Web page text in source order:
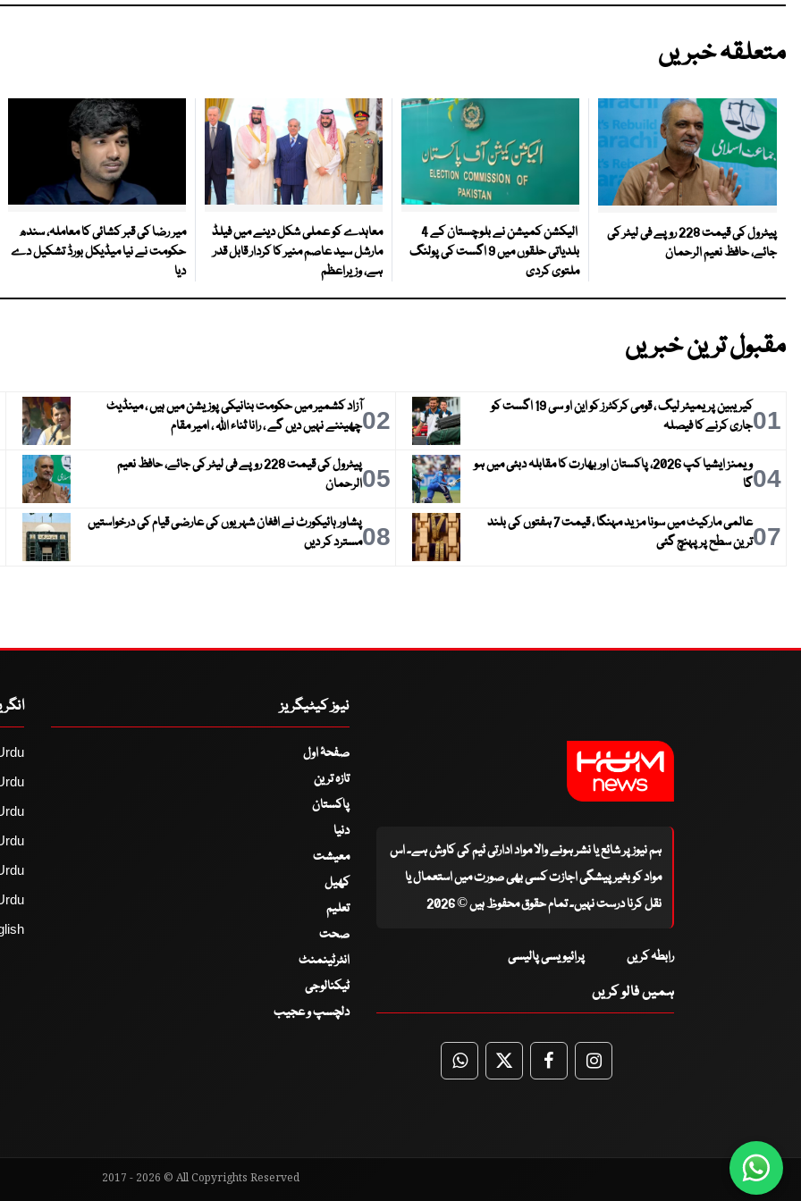
متعلقہ خبریں
پیٹرول کی قیمت 228 روپے فی لیٹر کی
جائے، حافظ نعیم الرحمان
الیکشن کمیشن نے بلوچستان کے 4
بلدیاتی حلقوں میں 9 اگست کی پولنگ
ملتوی کردی
معاہدے کو عملی شکل دینے میں فیلڈ
مارشل سید عاصم منیر کا کردار قابل قدر
ہے، وزیراعظم
میر رضا کی قبر کشائی کا معاملہ، سندھ
حکومت نے نیا میڈیکل بورڈ تشکیل دے
دیا
مقبول ترین خبریں
01
کیریبین پریمیئر لیگ ، قومی کرکٹرز کو این او سی 19 اگست کو
جاری کرنے کا فیصلہ
02آزاد کشمیر میں حکومت بنانیکی پوزیشن میں ہیں ، مینڈیٹ
چھیننے نہیں دیں گے ، رانا ثناء اللہ ، امیر مقام
04
ویمنز ایشیا کپ 2026، پاکستان اور بھارت کا مقابلہ دبئی میں ہو
گا
05
پیٹرول کی قیمت 228 روپے فی لیٹر کی جائے، حافظ نعیم
الرحمان
07
عالمی مارکیٹ میں سونا مزید مہنگا ، قیمت 7 ہفتوں کی بلند
ترین سطح پر پہنچ گئی
08پشاور ہائیکورٹ نے افغان شہریوں کی عارضی قیام کی درخواستیں
مسترد کر دیں
ہم نیوز پر شائع یا نشر ہونے والا مواد ادارتی ٹیم کی کاوش ہے۔ اس
مواد کو بغیر پیشگی اجازت کسی بھی صورت میں استعمال یا
نقل کرنا درست نہیں۔ تمام حقوق محفوظ ہیں © 2026
رابطہ کریں پرائیویسی پالیسی
ہمیں فالو کریں
WhatsApp
TwitterFacebookFacebook
نیوز کیٹیگریز
صفحۂ اول
تازہ ترین
پاکستان
دنیا
معیشت
کھیل
تعلیم
صحت
انٹرٹینمنٹ
ٹیکنالوجی
دلچسپ و عجیب
2017 - 2026 © All Copyrights Reserved